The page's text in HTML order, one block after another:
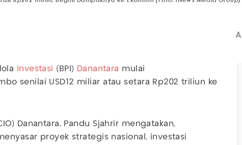
A
Investasi (BPI) Danantara mulai
senilai USD12 miliar atau setara Rp202 triliun ke
Danantara, Pandu Sjahrir mengatakan,
proyek strategis nasional, investasi